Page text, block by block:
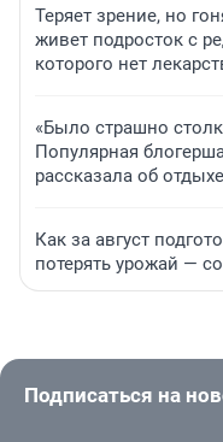
Теряет зрение, но
живет подросток с
которого нет
«Было страшно
Популярная
рассказала об
Как за август
потерять урожай —
Подписаться на